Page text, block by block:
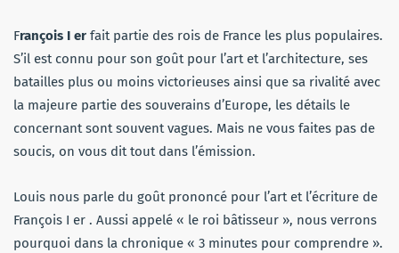
François I er fait partie des rois de France les plus populaires.
S’il est connu pour son goût pour l’art et l’architecture, ses
batailles plus ou moins victorieuses ainsi que sa rivalité avec
la majeure partie des souverains d’Europe, les détails le
concernant sont souvent vagues. Mais ne vous faites pas de
soucis, on vous dit tout dans l’émission.
Louis nous parle du goût prononcé pour l’art et l’écriture de
François I er . Aussi appelé « le roi bâtisseur », nous verrons
pourquoi dans la chronique « 3 minutes pour comprendre ».